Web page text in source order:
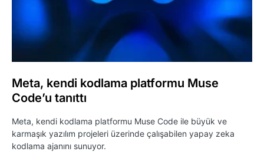
Meta, kendi kodlama platformu Muse
Code’u tanıttı
Meta, kendi kodlama platformu Muse Code ile büyük ve
karmaşık yazılım projeleri üzerinde çalışabilen yapay zeka
kodlama ajanını sunuyor.